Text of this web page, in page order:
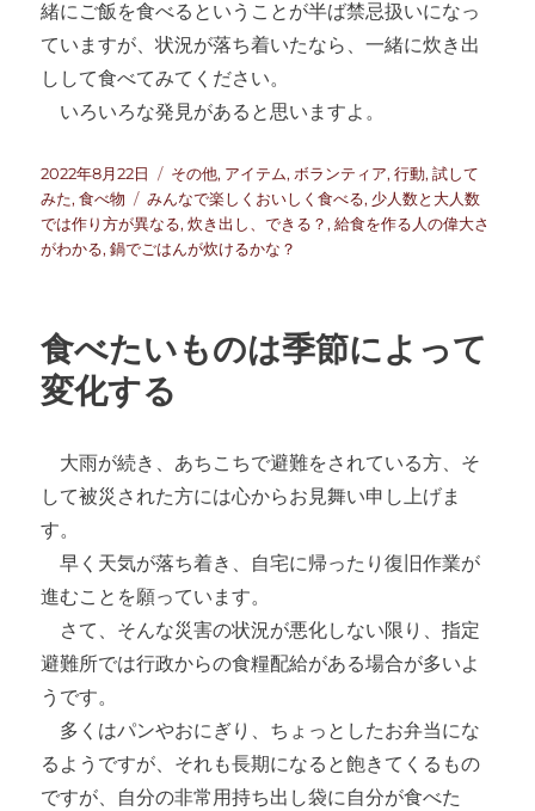
緒にご飯を食べるということが半ば禁忌扱いになっ
ていますが、状況が落ち着いたなら、一緒に炊き出
しして食べてみてください。
いろいろな発見があると思いますよ。
投
稿
日:
2022年8月22日
カ
テ
ゴ
リ
その他, アイテム,ボランティア,行動,試して
みた,食べ物
タ
グ
みんなで楽しくおいしく食べる, 少人数と大人数
では作り方が異なる,炊き出し、できる？,給食を作る人の偉大さ
がわかる,鍋でごはんが炊けるかな？
食べたいものは季節によって
変化する
大雨が続き、あちこちで避難をされている方、そ
して被災された方には心からお見舞い申し上げま
す。
早く天気が落ち着き、自宅に帰ったり復旧作業が
進むことを願っています。
さて、そんな災害の状況が悪化しない限り、指定
避難所では行政からの食糧配給がある場合が多いよ
うです。
多くはパンやおにぎり、ちょっとしたお弁当にな
るようですが、それも長期になると飽きてくるもの
ですが、自分の非常用持ち出し袋に自分が食べた